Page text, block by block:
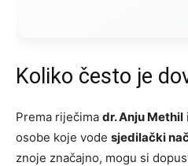
Koliko često je
Prema riječima dr. Anju Methil
osobe koje vode sjedilački
znoje značajno, mogu si